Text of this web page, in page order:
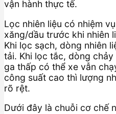
vận hành thực tế.
Lọc nhiên liệu có nhiệm
xăng/dầu trước khi nhiên
Khi lọc sạch, dòng nhiên
tải. Khi lọc tắc, dòng chảy
ga thấp có thể xe vẫn
công suất cao thì lượng
rõ rệt.
Dưới đây là chuỗi cơ chế